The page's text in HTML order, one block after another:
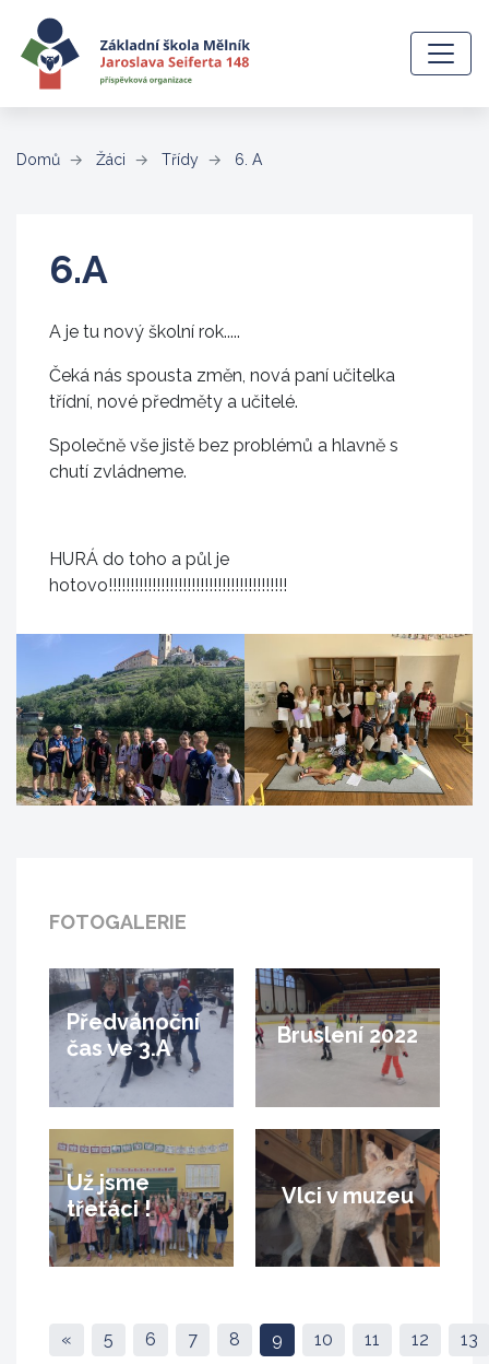
Domů Žáci Třídy 6. A(aktuální)
6.A
A je tu nový školní rok.....
Čeká nás spousta změn, nová paní učitelka
třídní, nové předměty a učitelé.
Společně vše jistě bez problémů a hlavně s
chutí zvládneme.
HURÁ do toho a půl je
hotovo!!!!!!!!!!!!!!!!!!!!!!!!!!!!!!!!!!!!!!!!!
FOTOGALERIE
Předvánoční
čas ve 3.A
Bruslení 2022
Už jsme
třeťáci !
Vlci v muzeu
« 5 6 7 8 9 10 11 12 13